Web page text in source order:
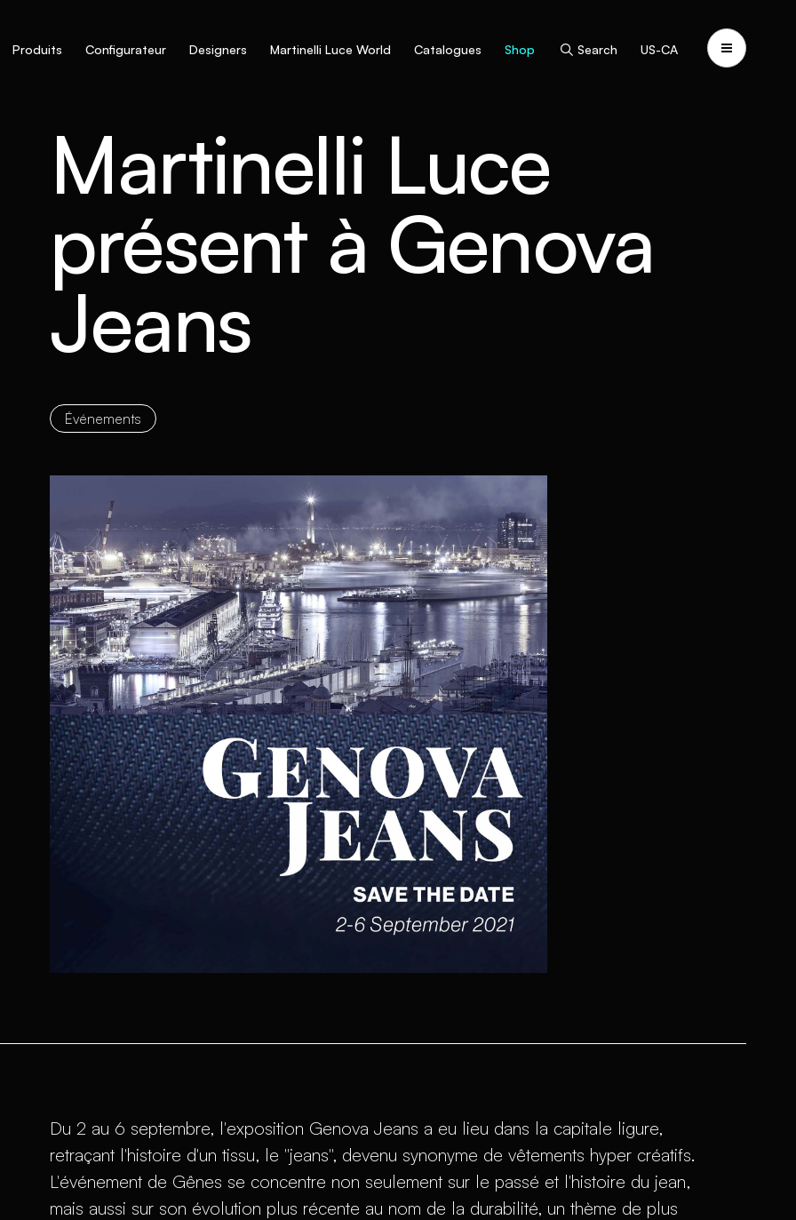
Produits Configurateur Designers Martinelli Luce World Catalogues Shop Search US-CA
Martinelli Luce
présent à Genova
Jeans
Événements
Du 2 au 6 septembre, l'exposition Genova Jeans a eu lieu dans la capitale ligure,
retraçant l'histoire d'un tissu, le "jeans", devenu synonyme de vêtements hyper créatifs.
L'événement de Gênes se concentre non seulement sur le passé et l'histoire du jean,
mais aussi sur son évolution plus récente au nom de la durabilité, un thème de plus